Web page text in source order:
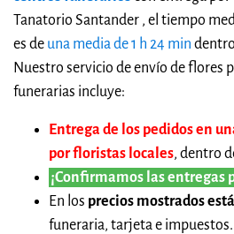
Tanatorio Santander , el tiempo
es de una media de 1 h 24 min
Nuestro servicio de envío de flores
funerarias incluye:
Entrega de los pedidos en
por floristas locales, dentro
¡Confirmamos las entregas
En los precios mostrados
funeraria, tarjeta e impuestos.